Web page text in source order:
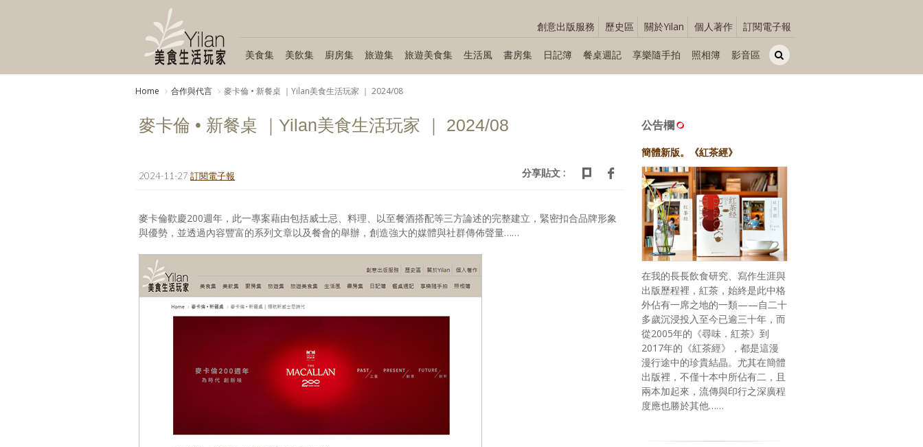
創意出版服務 歷史區 關於Yilan 個人著作 訂閱電子報
美食集 美飲集 廚房集 旅遊集 旅遊美食集 生活風 書房集 日記簿 餐桌週記 享樂隨手拍 照相簿 影音區
Home 合作與代言 麥卡倫 • 新餐桌 ｜Yilan美食生活玩家 ｜ 2024/08
麥卡倫 • 新餐桌 ｜Yilan美食生活玩家 ｜ 2024/08
2024-11-27 訂閱電子報 分享貼文 :
麥卡倫歡慶200週年，此一專案藉由包括威士忌、料理、以至餐酒搭配等三方論述的完整建立，緊密扣合品牌形象
與優勢，並透過內容豐富的系列文章以及餐會的舉辦，創造強大的媒體與社群傳佈聲量……
公告欄
簡體新版。《紅茶經》
在我的長長飲食研究、寫作生涯與
出版歷程裡，紅茶，始終是此中格
外佔有一席之地的一類——自二十
多歲沉浸投入至今已逾三十年，而
從2005年的《尋味．紅茶》到
2017年的《紅茶經》，都是這漫
漫行途中的珍貴結晶。尤其在簡體
出版裡，不僅十本中所佔有二，且
兩本加起來，流傳與印行之深廣程
度應也勝於其他……